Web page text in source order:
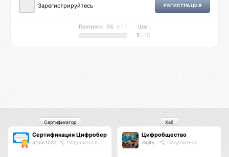
Зарегистрируйтесь РЕГИСТРАЦИЯ
Прогресс: 0% 0 / 1 Шаг
1 / 15
Сертификация Цифроберов
atom1531 Поделиться
Сертификатор
Цифробщество
digity Поделиться
Хаб